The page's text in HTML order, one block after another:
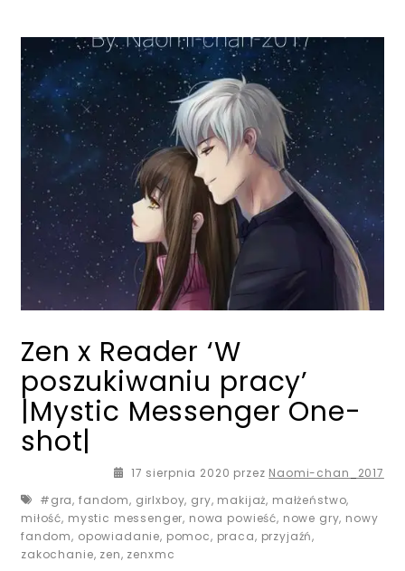
Zen x Reader ‘W
poszukiwaniu pracy’
|Mystic Messenger One-
shot|
17 sierpnia 2020 18 sierpnia 2020
przez Naomi-chan_2017
#gra, fandom, girlxboy, gry, makijaż, małżeństwo,
miłość, mystic messenger, nowa powieść, nowe gry, nowy
fandom, opowiadanie, pomoc, praca, przyjaźń,
zakochanie, zen, zenxmc